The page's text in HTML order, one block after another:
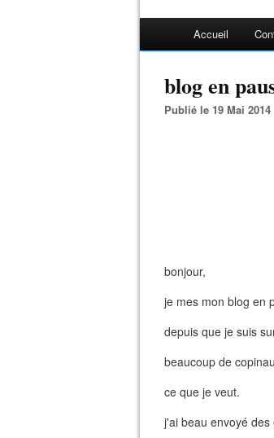
Accueil
blog en
Publié le 19 Mai 2014
bonjour,
je mes mon blog en
depuis que je suis
beaucoup de
ce que je veut.
j'ai beau envoyé